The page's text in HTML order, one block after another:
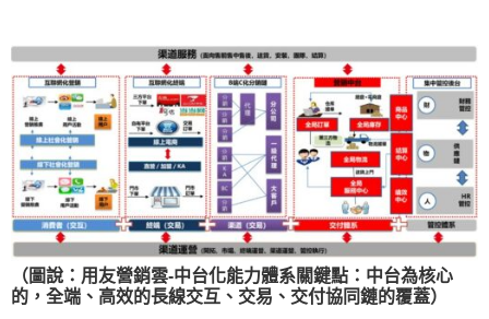
（圖說：用友營銷雲-中台化能力體系關鍵點：中台為核心
的，全端、高效的長線交互、交易、交付協同鏈的覆蓋）